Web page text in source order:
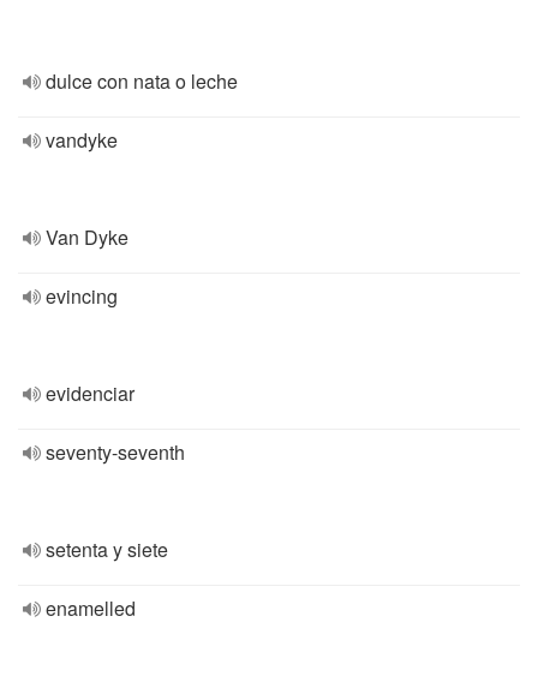
dulce con nata o leche
vandyke
Van Dyke
evincing
evidenciar
seventy-seventh
setenta y siete
enamelled